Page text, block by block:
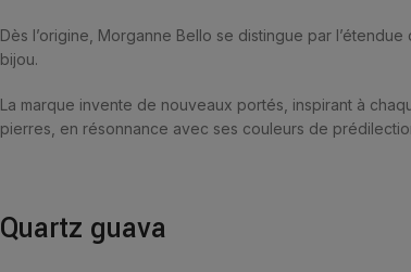
Dès l’origine, Morganne Bello se distingue par
bijou.
La marque invente de nouveaux portés, inspirant à
pierres, en résonnance avec ses couleurs de
Quartz guava